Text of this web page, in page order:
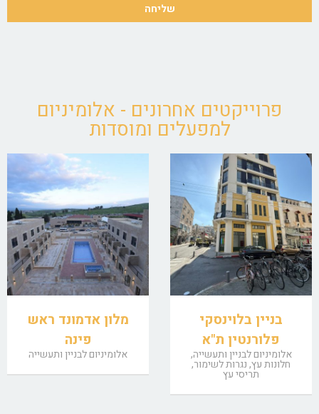
שליחה
פרוייקטים אחרונים - אלומיניום
למפעלים ומוסדות
בניין בלוינסקי
פלורנטין ת"א
אלומיניום לבניין ותעשייה,
חלונות עץ, נגרות לשימור,
תריסי עץ
מלון אדמונד ראש
פינה
אלומיניום לבניין ותעשייה